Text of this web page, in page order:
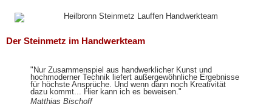
Der Steinmetz im Handwerkteam
"Nur Zusammenspiel aus handwerklicher Kunst und
hochmoderner Technik liefert außergewöhnliche Ergebnisse
für höchste Ansprüche. Und wenn dann noch Kreativität
dazu kommt... Hier kann ich es beweisen."
Matthias Bischoff